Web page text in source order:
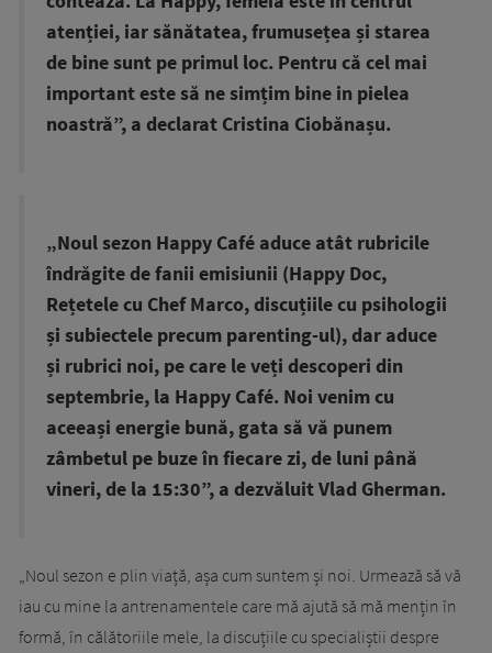
atenției, iar sănătatea, frumusețea și starea
de bine sunt pe primul loc. Pentru că cel mai
important este să ne simțim bine in pielea
noastră”, a declarat Cristina Ciobănașu.
„Noul sezon Happy Café aduce atât rubricile
îndrăgite de fanii emisiunii (Happy Doc,
Rețetele cu Chef Marco, discuțiile cu psihologii
și subiectele precum parenting-ul), dar aduce
și rubrici noi, pe care le veți descoperi din
septembrie, la Happy Café. Noi venim cu
aceeași energie bună, gata să vă punem
zâmbetul pe buze în fiecare zi, de luni până
vineri, de la 15:30”, a dezvăluit Vlad Gherman.
„Noul sezon e plin viață, așa cum suntem și noi. Urmează să vă
iau cu mine la antrenamentele care mă ajută să mă mențin în
formă, în călătoriile mele, la discuțiile cu specialiștii despre